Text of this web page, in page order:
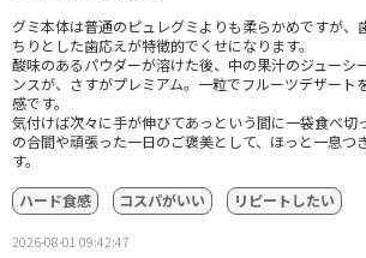
グミ本体は普通のピュレグミよりも柔らかめですが、
ちりとした歯応えが特徴的でくせになります。
酸味のあるパウダーが溶けた後、中の果汁のジューシ
ンスが、さすがプレミアム。一粒でフルーツデザート
感です。
気付けば次々に手が伸びてあっという間に一袋食べ切
の合間や頑張った一日のご褒美として、ほっと一息つ
す。
ハード食感
コスパがいい リピートしたい
2026-08-01 09:42:47